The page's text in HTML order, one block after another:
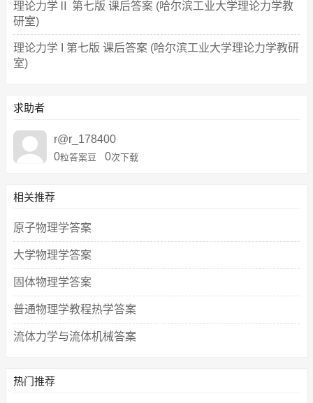
理论力学Ⅱ 第七版 课后答案 (哈尔滨工业大学理论力学教
研室)
理论力学 I 第七版 课后答案 (哈尔滨工业大学理论力学教研
室)
求助者
r@r_178400
0粒答案豆 0次下载
相关推荐
原子物理学答案
大学物理学答案
固体物理学答案
普通物理学教程热学答案
流体力学与流体机械答案
热门推荐